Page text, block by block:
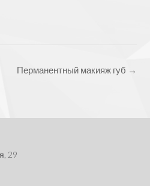
Перманентный макияж губ →
29